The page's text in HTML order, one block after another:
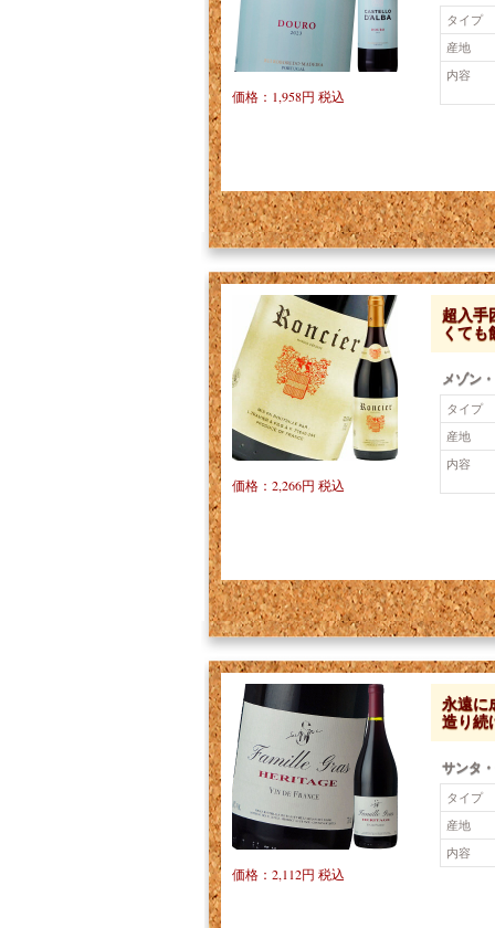
タイプ
産地
内容
価格：1,958円 税込
超入手
くて
メゾン
タイプ
産地
内容
価格：2,266円 税込
永遠に
造り続
サンタ
タイプ
産地
内容
価格：2,112円 税込